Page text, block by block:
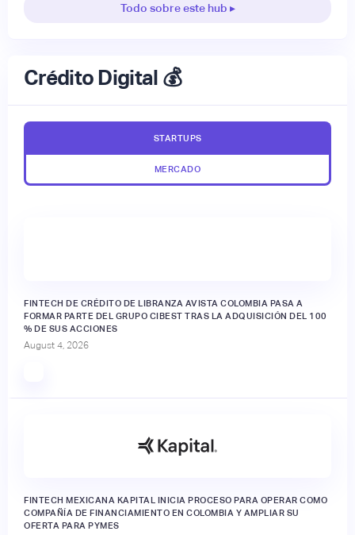
Todo sobre este hub ▸
Crédito Digital 💰
STARTUPS
MERCADO
FINTECH DE CRÉDITO DE LIBRANZA AVISTA COLOMBIA PASA A
FORMAR PARTE DEL GRUPO CIBEST TRAS LA ADQUISICIÓN DEL 100
% DE SUS ACCIONES
August 4, 2026
FINTECH MEXICANA KAPITAL INICIA PROCESO PARA OPERAR COMO
COMPAÑÍA DE FINANCIAMIENTO EN COLOMBIA Y AMPLIAR SU
OFERTA PARA PYMES